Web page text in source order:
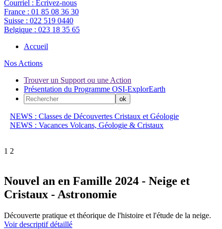
Courriel : Ecrivez-nous
France : 01 85 08 36 30
Suisse : 022 519 0440
Belgique : 023 18 35 65
Accueil
Nos Actions
Trouver un Support ou une Action
Présentation du Programme OSI-ExplorEarth
NEWS : Classes de Découvertes Cristaux et Géologie
NEWS : Vacances Volcans, Géologie & Cristaux
1 2
Nouvel an en Famille 2024 - Neige et
Cristaux - Astronomie
Découverte pratique et théorique de l'histoire et l'étude de la neige.
Voir descriptif détaillé